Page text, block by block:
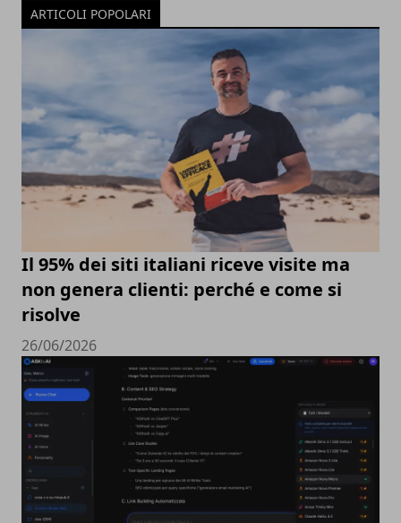
ARTICOLI POPOLARI
Il 95% dei siti italiani riceve visite ma
non genera clienti: perché e come si
risolve
26/06/2026